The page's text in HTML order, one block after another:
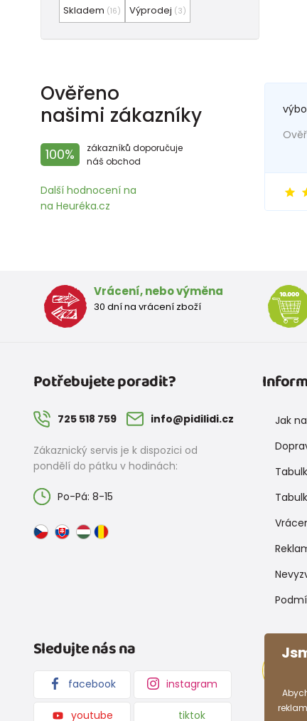
Skladem (16) Výprodej (3)
Ověřeno
našimi zákazníky
100%
zákazníků doporučuje
náš obchod
Další hodnocení na
na Heuréka.cz
Vrácení, nebo výměna
30 dní na vrácení zboží
Potřebujete poradit?
725 518 759 info@pidilidi.cz
Zákaznický servis je k dispozici od
pondělí do pátku v hodinách:
Po-Pá: 8-15
Jak
Sledujte nás na
facebook instagram
youtube tiktok